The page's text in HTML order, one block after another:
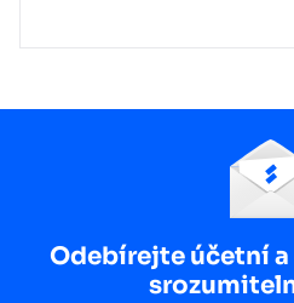
Odebírejte účetní